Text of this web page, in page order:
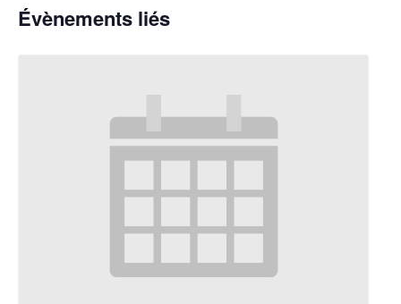
Évènements liés